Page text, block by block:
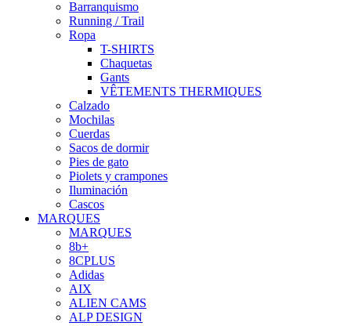
Barranquismo
Running / Trail
Ropa
T-SHIRTS
Chaquetas
Gants
VÊTEMENTS THERMIQUES
Calzado
Mochilas
Cuerdas
Sacos de dormir
Pies de gato
Piolets y crampones
Iluminación
Cascos
MARQUES
MARQUES
8b+
8CPLUS
Adidas
AIX
ALIEN CAMS
ALP DESIGN